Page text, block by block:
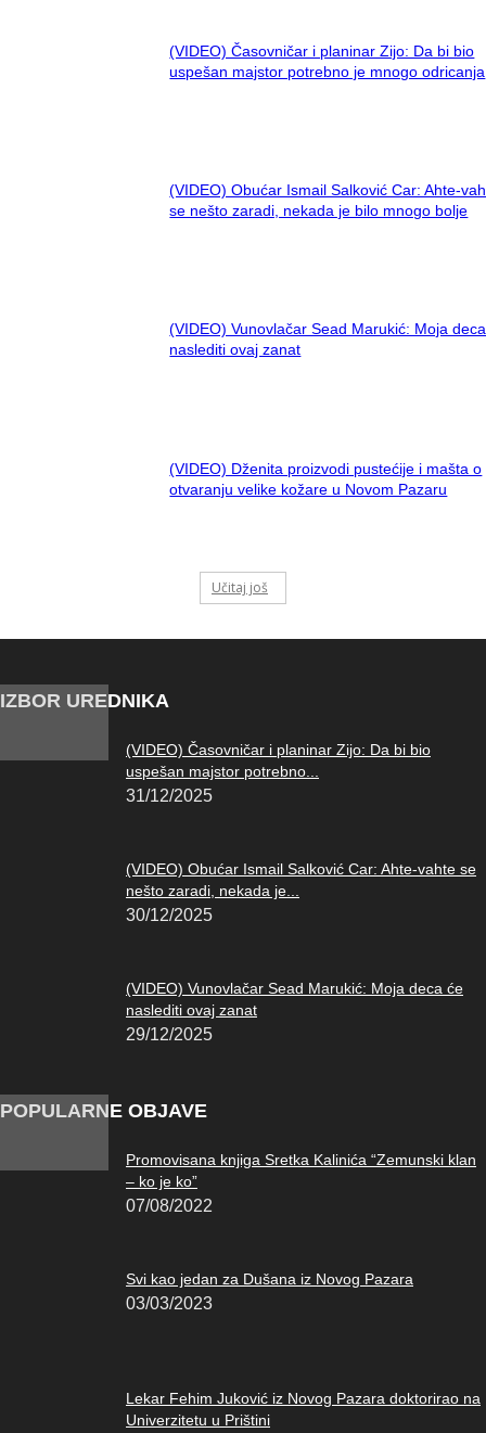
(VIDEO) Časovničar i planinar Zijo: Da bi bio
uspešan majstor potrebno je mnogo odricanja
(VIDEO) Obućar Ismail Salković Car: Ahte-
se nešto zaradi, nekada je bilo mnogo bolje
(VIDEO) Vunovlačar Sead Marukić: Moja
naslediti ovaj zanat
(VIDEO) Dženita proizvodi pustećije i mašta o
otvaranju velike kožare u Novom Pazaru
Učitaj još
IZBOR UREDNIKA
(VIDEO) Časovničar i planinar Zijo: Da bi bio
uspešan majstor potrebno...
31/12/2025
(VIDEO) Obućar Ismail Salković Car: Ahte-vahte se
nešto zaradi, nekada je...
30/12/2025
(VIDEO) Vunovlačar Sead Marukić: Moja deca će
naslediti ovaj zanat
29/12/2025
POPULARNE OBJAVE
Promovisana knjiga Sretka Kalinića “Zemunski klan
– ko je ko”
07/08/2022
Svi kao jedan za Dušana iz Novog Pazara
03/03/2023
Lekar Fehim Juković iz Novog Pazara doktorirao na
Univerzitetu u Prištini